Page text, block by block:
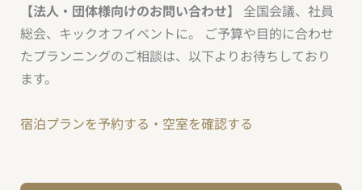
【法人・団体様向けのお問い合わせ】
全国会議、社員
総会、キックオフイベントに。 ご予算や目的に合わせ
たプランニングのご相談は、以下よりお待ちしており
ます。
宿泊プランを予約する・空室を確認する